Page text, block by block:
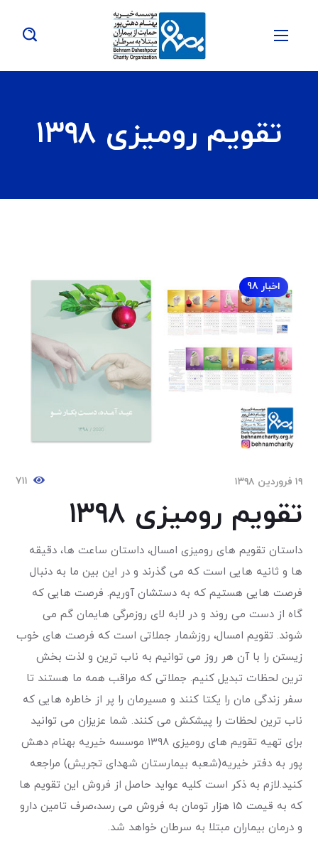
تقویم رومیزی ۱۳۹۸
اخبار 98
۱۹ فروردین ۱۳۹۸ ۷۱۱
تقویم رومیزی ۱۳۹۸
داستان تقویم های رومیزی امسال، داستان ساعت ها، دقیقه
ها و ثانیه هایی است که می گذرند و در این بین ما به دنبال
فرصت هایی هستیم که به دستشان آوریم. فرصت هایی که
گاه از دست می روند و در لابه لای روزمرگی هایمان گم می
شوند. تقویم امسال، روزشمار جملاتی است که فرصت های خوب
زیستن را با آن هر روز می توانیم به ناب ترین و لذت بخش
ترین لحظات تبدیل کنیم. جملاتی که مراقب همه ما هستند تا
سفر زندگی مان را یکتا کنند و مسیرمان را پر از خاطره هایی که
ناب ترین لحظات را پیشکش می کنند. شما عزیزان می توانید
برای تهیه تقویم های رومیزی ۱۳۹۸ موسسه خیریه بهنام دهش
پور به دفتر خیریه(شعبه بیمارستان شهدای تجریش) مراجعه
کنید.لازم به ذکر است کلیه عواید حاصل از فروش این تقویم ها
که به قیمت ۱۵ هزار تومان به فروش می رسد،صرف تامین دارو
و درمان بیماران مبتلا به سرطان خواهد شد.